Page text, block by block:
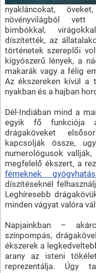
nyakláncokat,
növényvilágból
bimbókkal,
díszítették, az
történetek szereplői
kígyószerű lények, a
makarák vagy a félig
Az ékszereken kívül a
nyakban és a hajban
Dél-Indiában mind a
egyik fő funkciója
drágaköveket
kapcsolják össze,
numerológusok
megfelelő ékszert, a
fémeknek
díszítéseknél
Leghíresebb
minden vágyat valóra
Napjainkban –
színpompás,
ékszerek a
arany az isteni
reprezentálja. Úgy